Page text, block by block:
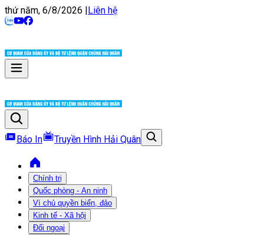
thứ năm, 6/8/2026 |Liên hệ
Báo In Truyền Hình Hải Quân
Chính trị
Quốc phòng - An ninh
Vì chủ quyền biển, đảo
Kinh tế - Xã hội
Đối ngoại